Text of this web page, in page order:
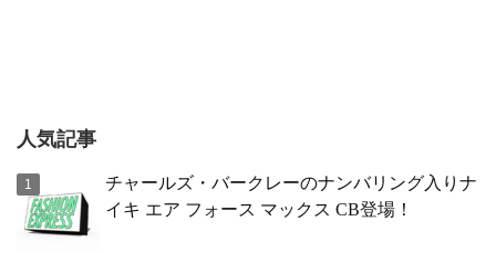
人気記事
チャールズ・バークレーのナンバリング入りナ
イキ エア フォース マックス CB登場！